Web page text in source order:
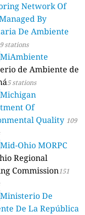
Network Of
By
De Ambiente
9 stations
MiAmbiente
de Ambiente de
5 stations
Michigan
Of
Quality 109
Mid-Ohio MORPC
Regional
Commission151
Ministerio De
De La República